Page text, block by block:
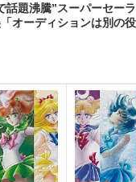
話題沸騰”スーパーセー
オーディションは別の